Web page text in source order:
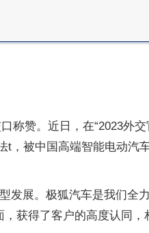
赞。近日，在“2023外交
，被中国高端智能电动汽
发展。极狐汽车是我们全
获得了客户的高度认同